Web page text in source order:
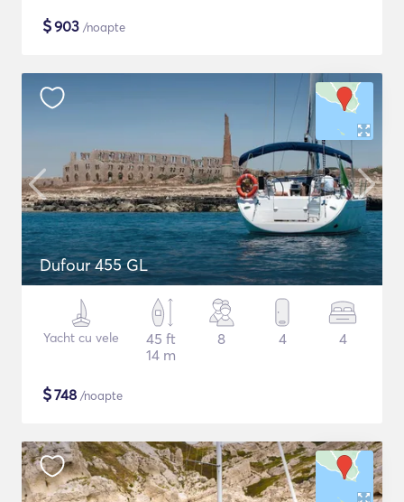
$903 /noapte
Dufour 455 GL
Yacht cu vele
45 ft
14 m
8 4 4
$748 /noapte